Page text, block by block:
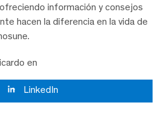
información y consejos
hacen la diferencia en la vida de
en
LinkedIn